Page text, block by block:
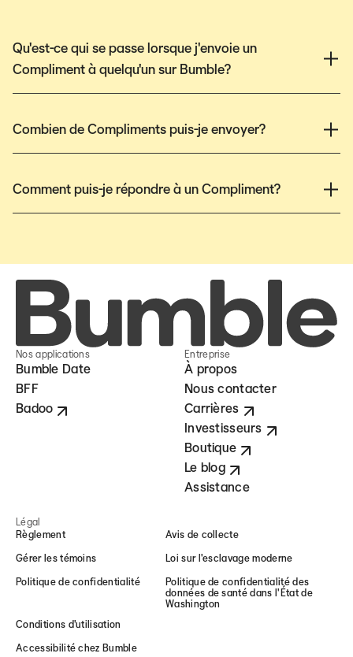
Qu'est-ce qui se passe lorsque j'envoie un
Compliment à quelqu'un sur Bumble?
Combien de Compliments puis-je envoyer?
Comment puis-je répondre à un Compliment?
Nos applications
Bumble Date
BFF
Badoo
Entreprise
À propos
Nous contacter
Carrières
Investisseurs
Boutique
Le blog
Assistance
Légal
Règlement
Gérer les témoins
Politique de confidentialité
Conditions d'utilisation
Accessibilité chez Bumble
Avis de collecte
Loi sur l'esclavage moderne
Politique de confidentialité des
données de santé dans l'État de
Washington